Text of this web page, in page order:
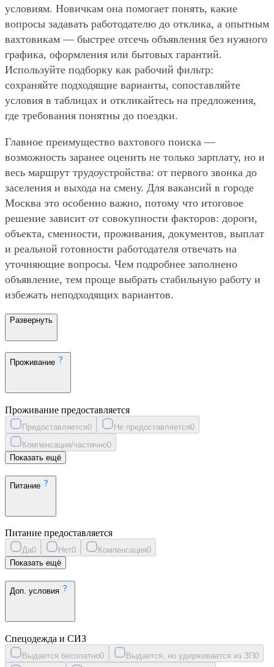
условиям. Новичкам она помогает понять, какие
вопросы задавать работодателю до отклика, а опытным
вахтовикам — быстрее отсечь объявления без нужного
графика, оформления или бытовых гарантий.
Используйте подборку как рабочий фильтр:
сохраняйте подходящие варианты, сопоставляйте
условия в таблицах и откликайтесь на предложения,
где требования понятны до поездки.
Главное преимущество вахтового поиска —
возможность заранее оценить не только зарплату, но и
весь маршрут трудоустройства: от первого звонка до
заселения и выхода на смену. Для вакансий в городе
Москва это особенно важно, потому что итоговое
решение зависит от совокупности факторов: дороги,
объекта, сменности, проживания, документов, выплат
и реальной готовности работодателя отвечать на
уточняющие вопросы. Чем подробнее заполнено
объявление, тем проще выбрать стабильную работу и
избежать неподходящих вариантов.
Развернуть
Проживание
Проживание предоставляется
Предоставляется0 Не предоставляется0
Компенсация/частично0
Показать ещё
Питание
Питание предоставляется
Да0 Нет0 Компенсация0
Показать ещё
Доп. условия
Спецодежда и СИЗ
Выдается бесплатно0 Выдается, но удерживается из ЗП0